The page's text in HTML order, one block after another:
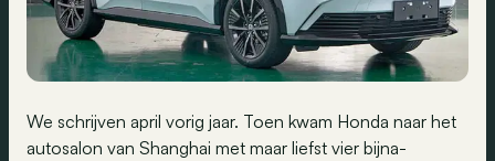
We schrijven april vorig jaar. Toen kwam Honda naar het
autosalon van Shanghai met maar liefst vier bijna-